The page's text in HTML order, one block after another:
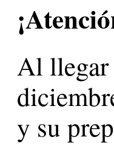
Al llegar
y su